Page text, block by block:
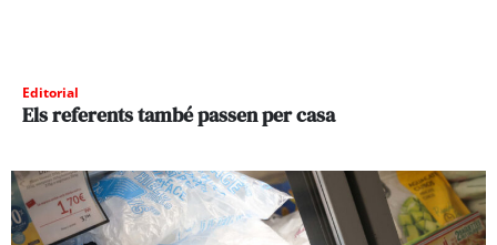
Editorial
Els referents també passen per casa